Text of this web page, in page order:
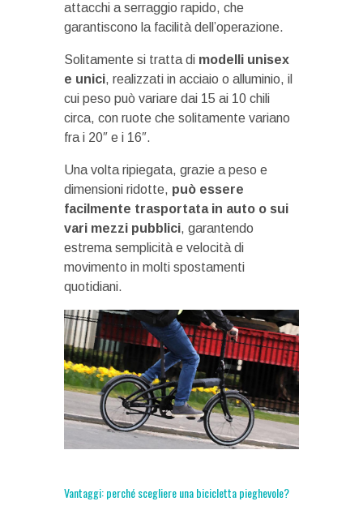
attacchi a serraggio rapido, che
garantiscono la facilità dell’operazione.
Solitamente si tratta di modelli unisex
e unici, realizzati in acciaio o alluminio, il
cui peso può variare dai 15 ai 10 chili
circa, con ruote che solitamente variano
fra i 20″ e i 16″.
Una volta ripiegata, grazie a peso e
dimensioni ridotte, può essere
facilmente trasportata in auto o sui
vari mezzi pubblici, garantendo
estrema semplicità e velocità di
movimento in molti spostamenti
quotidiani.
Vantaggi: perché scegliere una bicicletta pieghevole?